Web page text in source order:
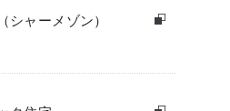
シャーメゾン）